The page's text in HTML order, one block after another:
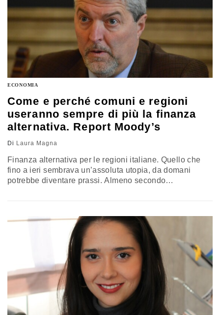
ECONOMIA
Come e perché comuni e regioni
useranno sempre di più la finanza
alternativa. Report Moody’s
Di Laura Magna
Finanza alternativa per le regioni italiane. Quello che
fino a ieri sembrava un’assoluta utopia, da domani
potrebbe diventare prassi. Almeno secondo
è consultabile qui), sostiene che regole di bilancio
stringenti stanno spingendo regioni ed enti locali a
guardare sempre…